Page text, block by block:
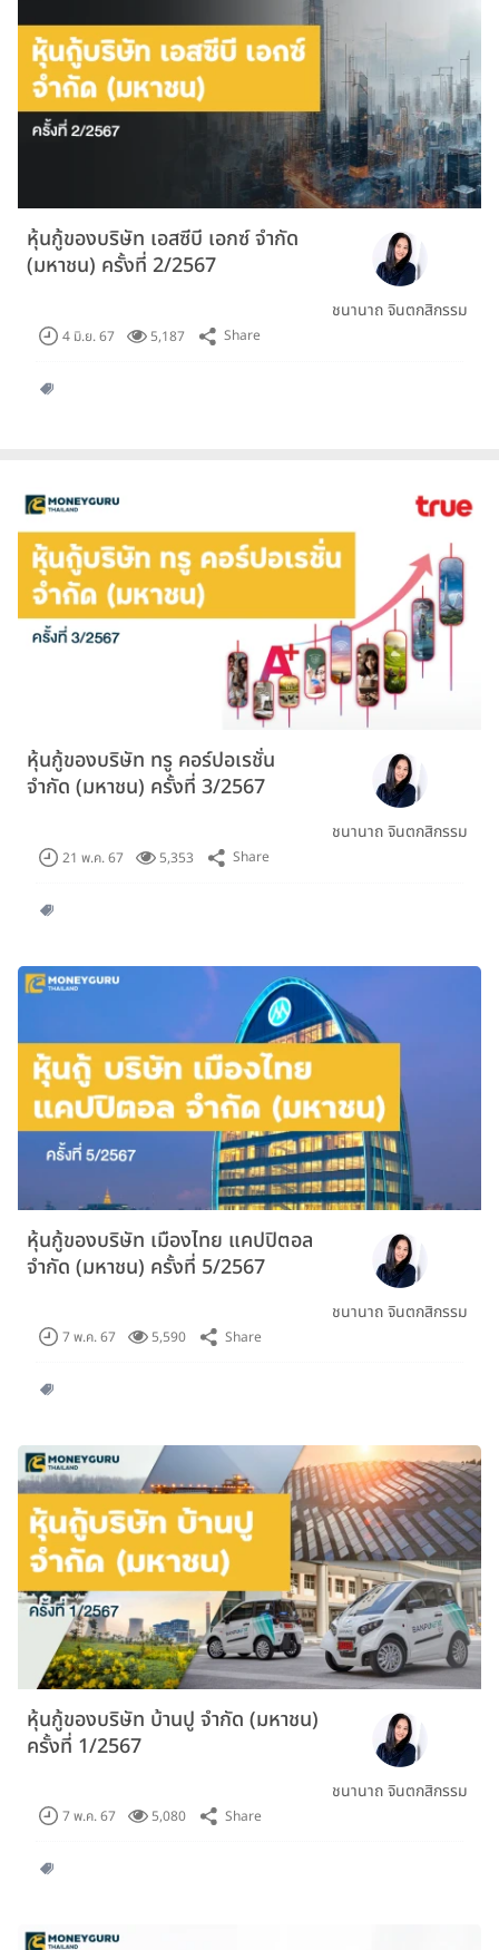
หุ้นกู้ของบริษัท เอสซีบี เอกซ์ จำกัด
(มหาชน) ครั้งที่ 2/2567
ชนานาถ จินตกสิกรรม
4 มิ.ย. 67 5,187 Share
หุ้นกู้ของบริษัท ทรู คอร์ปอเรชั่น
จำกัด (มหาชน) ครั้งที่ 3/2567
ชนานาถ จินตกสิกรรม
21 พ.ค. 67 5,353 Share
หุ้นกู้ของบริษัท เมืองไทย แคปปิตอล
จำกัด (มหาชน) ครั้งที่ 5/2567
ชนานาถ จินตกสิกรรม
7 พ.ค. 67 5,590 Share
หุ้นกู้ของบริษัท บ้านปู จำกัด (มหาชน)
ครั้งที่ 1/2567
ชนานาถ จินตกสิกรรม
7 พ.ค. 67 5,080 Share